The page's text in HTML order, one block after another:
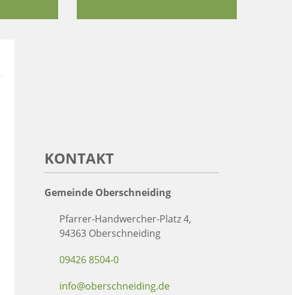
KONTAKT
Gemeinde Oberschneiding
Pfarrer-Handwercher-Platz 4,
94363 Oberschneiding
09426 8504-0
info@oberschneiding.de